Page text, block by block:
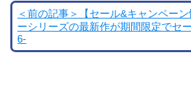
＜前の記事＞【セール&キャンペー
ーシリーズの最新作が期間限定でセ
6-